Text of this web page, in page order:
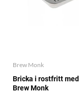
Brew Monk
Bricka i rostfritt
Brew Monk